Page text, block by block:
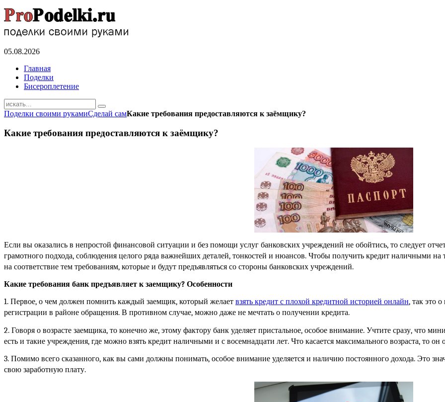
05.08.2026
Главная
Поделки
Бисероплетение
Поделки своими рукамиСделай самКакие требования предоставляются к заёмщику?
Какие требования предоставляются к заёмщику?
Если вы оказались в непростой финансовой ситуации и без помощи услуг банковских учреждений не обойтись, то следует
грамотного подхода, соблюдения целого ряда важнейших деталей, тонкостей и нюансов. Чтобы получить кредит наличными
на соответствие тем требованиям, которые и будут предъявляться со стороны банковских учреждений.
Какие требования банк предъявляет к заемщику? Особенности
1. Первое, о чем должен помнить каждый заемщик, который желает взять кредит с плохой кредитной историей онлайн, так это
регистрации в районе обращения. В противном случае, можно даже не мечтать о получении кредита.
2. Говоря о возрасте заемщика, то конечно же, этому фактору банк уделяет пристальное, особое внимание. Учтите сразу, что
есть и такие учреждения, где можно взять кредит наличными и с восемнадцати лет. Что касается максимального возраста, то он
3. Помимо всего сказанного, как вы сами должны понимать, особое внимание уделяется и наличию постоянного дохода. Это
свою заработную плату.